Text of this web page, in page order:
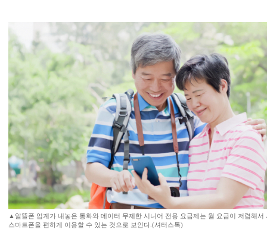
▲알뜰폰 업계가 내놓은 통화와 데이터 무제한 시니어 전용 요금제는 월 요금이 저렴해서
스마트폰을 편하게 이용할 수 있는 것으로 보인다.(셔터스톡)